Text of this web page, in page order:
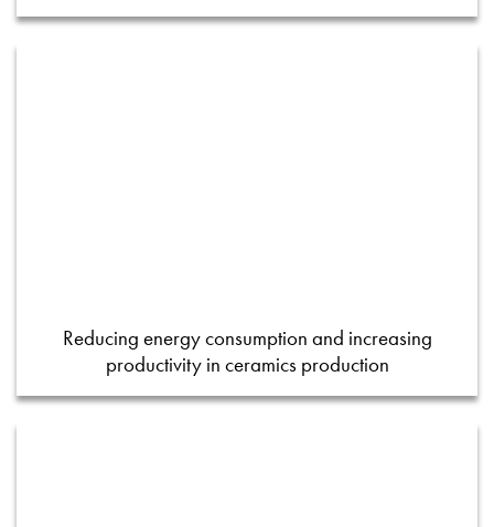
Reducing energy consumption and increasing
productivity in ceramics production